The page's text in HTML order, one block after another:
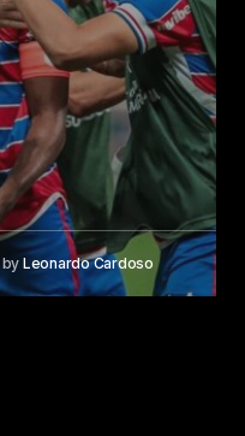
by Leonardo Cardoso